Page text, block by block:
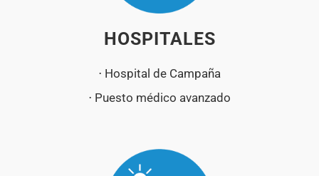
HOSPITALES
⋅ Hospital de Campaña
⋅ Puesto médico avanzado